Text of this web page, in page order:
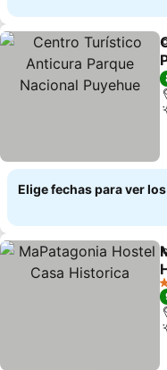
Elige fechas para ver